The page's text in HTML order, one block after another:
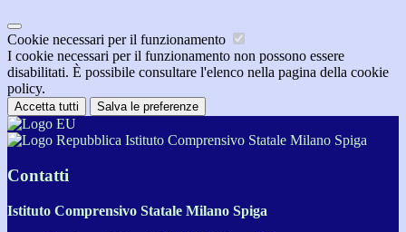
Cookie necessari per il funzionamento
I cookie necessari per il funzionamento non possono essere
disabilitati. È possibile consultare l'elenco nella pagina della cookie
policy.
Accetta tutti Salva le preferenze
Istituto Comprensivo Statale Milano Spiga
Contatti
Istituto Comprensivo Statale Milano Spiga